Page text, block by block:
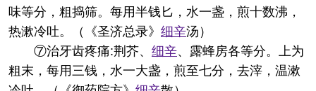
味等分，粗捣筛。每用半钱匕，水一盏，煎十数沸，
热漱冷吐。（《圣济总录》 细辛汤）
⑦治牙齿疼痛:荆芥、 细辛、露蜂房各等分。上为
粗末，每用三钱，水一大盏，煎至七分，去滓，温漱